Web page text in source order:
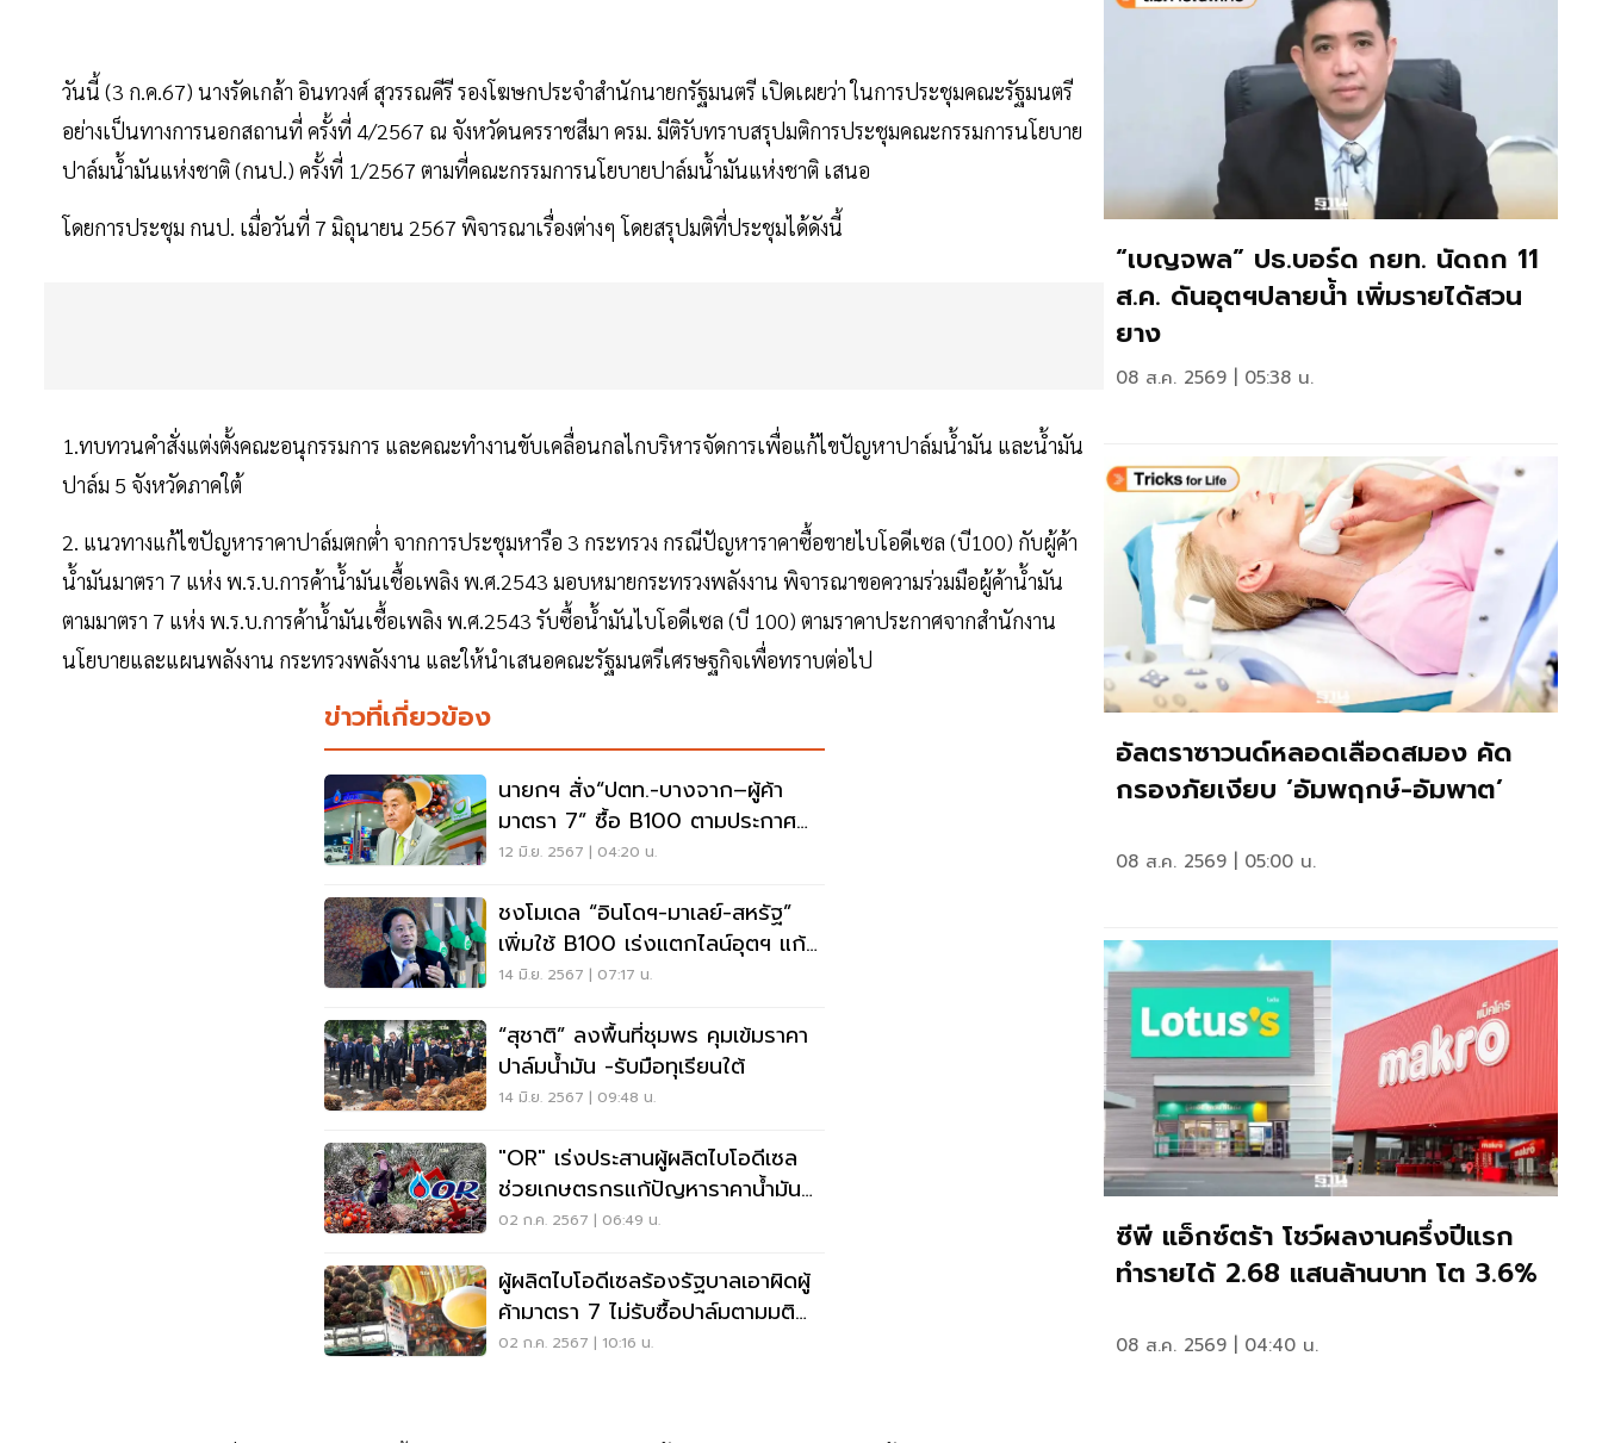
วันนี้ (3 ก.ค.67) นางรัดเกล้า อินทวงศ์ สุวรรณคีรี รองโฆษกประจำสำนักนายกรัฐมนตรี เปิดเผยว่า ในการประชุมคณะรัฐมนตรี
อย่างเป็นทางการนอกสถานที่ ครั้งที่ 4/2567 ณ จังหวัดนครราชสีมา ครม. มีติรับทราบสรุปมติการประชุมคณะกรรมการนโยบาย
ปาล์มน้ำมันแห่งชาติ (กนป.) ครั้งที่ 1/2567 ตามที่คณะกรรมการนโยบายปาล์มน้ำมันแห่งชาติ เสนอ
โดยการประชุม กนป. เมื่อวันที่ 7 มิถุนายน 2567 พิจารณาเรื่องต่างๆ โดยสรุปมติที่ประชุมได้ดังนี้
1.ทบทวนคำสั่งแต่งตั้งคณะอนุกรรมการ และคณะทำงานขับเคลื่อนกลไกบริหารจัดการเพื่อแก้ไขปัญหาปาล์มน้ำมัน และน้ำมัน
ปาล์ม 5 จังหวัดภาคใต้
2. แนวทางแก้ไขปัญหาราคาปาล์มตกต่ำ จากการประชุมหารือ 3 กระทรวง กรณีปัญหาราคาซื้อขายไบโอดีเซล (บี100) กับผู้ค้า
น้ำมันมาตรา 7 แห่ง พ.ร.บ.การค้าน้ำมันเชื้อเพลิง พ.ศ.2543 มอบหมายกระทรวงพลังงาน พิจารณาขอความร่วมมือผู้ค้าน้ำมัน
ตามมาตรา 7 แห่ง พ.ร.บ.การค้าน้ำมันเชื้อเพลิง พ.ศ.2543 รับซื้อน้ำมันไบโอดีเซล (บี 100) ตามราคาประกาศจากสำนักงาน
นโยบายและแผนพลังงาน กระทรวงพลังงาน และให้นำเสนอคณะรัฐมนตรีเศรษฐกิจเพื่อทราบต่อไป
ข่าวที่เกี่ยวข้อง
นายกฯ สั่ง“ปตท.-บางจาก–ผู้ค้า
มาตรา 7” ซื้อ B100 ตามประกาศ
สนพ. ดันราคาปาล์ม
12 มิ.ย. 2567 | 04:20 น.
ชงโมเดล “อินโดฯ-มาเลย์-สหรัฐ”
เพิ่มใช้ B100 เร่งแตกไลน์อุตฯ แก้
ปาล์มราคาตก
14 มิ.ย. 2567 | 07:17 น.
“สุชาติ” ลงพื้นที่ชุมพร คุมเข้มราคา
ปาล์มน้ำมัน -รับมือทุเรียนใต้
14 มิ.ย. 2567 | 09:48 น.
"OR" เร่งประสานผู้ผลิตไบโอดีเซล
ช่วยเกษตรกรแก้ปัญหาราคาน้ำมัน
ปาล์มตกต่ำ
02 ก.ค. 2567 | 06:49 น.
ผู้ผลิตไบโอดีเซลร้องรัฐบาลเอาผิดผู้
ค้ามาตรา 7 ไม่รับซื้อปาล์มตามมติ
ครม.
02 ก.ค. 2567 | 10:16 น.
“เบญจพล” ปธ.บอร์ด กยท. นัดถก 11
ส.ค. ดันอุตฯปลายน้ำ เพิ่มรายได้สวน
ยาง
08 ส.ค. 2569 | 05:38 น.
อัลตราซาวนด์หลอดเลือดสมอง คัด
กรองภัยเงียบ ‘อัมพฤกษ์-อัมพาต’
08 ส.ค. 2569 | 05:00 น.
ซีพี แอ็กซ์ตร้า โชว์ผลงานครึ่งปีแรก
ทำรายได้ 2.68 แสนล้านบาท โต 3.6%
08 ส.ค. 2569 | 04:40 น.